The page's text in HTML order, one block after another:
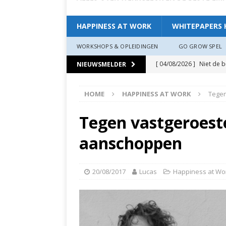
HAPPINESS AT WORK WHITEPAPERS
WORKSHOPS & OPLEIDINGEN GO GROW SPEL
NIEUWSMELDER [ 04/08/2026 ] Niet de
[ 11/07/2026 ]
De
HAPPINESS AT WORK
[ 19/06/2026 ]
[ 13/03/2026 ]
HOME HAPPINESS AT WORK
Tegen
aanschoppen
20/08/2017 Lucas Happiness at